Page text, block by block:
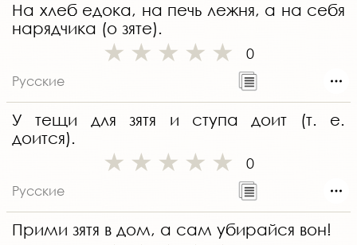
На хлеб едока, на печь лежня, а на себя
нарядчика (о зяте).
0
Русские
У тещи для зятя и ступа доит (т. е.
доится).
0
Русские
Прими зятя в дом, а сам убирайся вон!